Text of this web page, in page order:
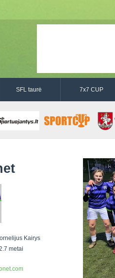
SFL taurė 7x7 CUP
Kairys
metai